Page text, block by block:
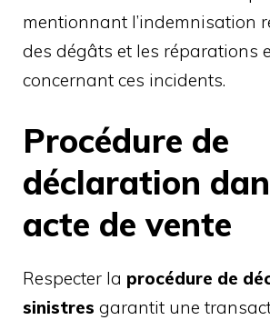
mentionnant l’indemnisation
des dégâts et les réparations
concernant ces incidents.
Procédure de
déclaration
acte de vente
Respecter la procédure de
sinistres garantit une